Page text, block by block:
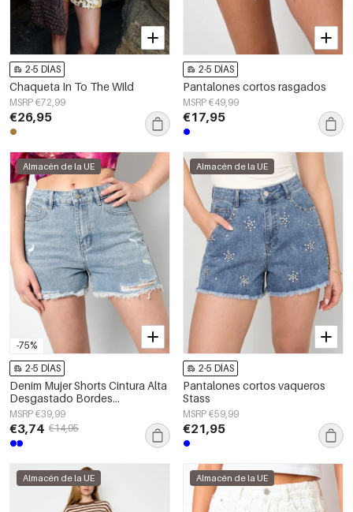
2-5 DÍAS
Chaqueta In To The Wild
MSRP €72,99
€26,95
2-5 DÍAS
Pantalones cortos rasgados
MSRP €49,99
€17,95
-75%
Almacén de la UE
2-5 DÍAS
Denim Mujer Shorts Cintura Alta
Desgastado Bordes
Deshilachados
MSRP €39,99
€3,74 €14,95
Almacén de la UE
2-5 DÍAS
Pantalones cortos vaqueros
Stass
MSRP €59,99
€21,95
Almacén de la UE Almacén de la UE